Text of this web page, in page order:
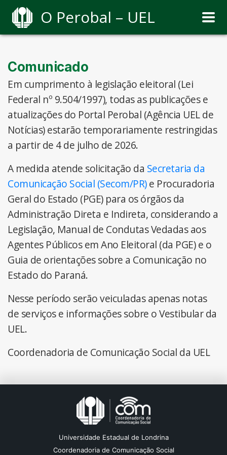
O Perobal – UEL
Comunicado
Em cumprimento à legislação eleitoral (Lei
Federal nº 9.504/1997), todas as publicações e
atualizações do Portal Perobal (Agência UEL de
Notícias) estarão temporariamente restringidas
a partir de 4 de julho de 2026.
A medida atende solicitação da Secretaria da
Comunicação Social (Secom/PR)e Procuradoria
Geral do Estado (PGE) para os órgãos da
Administração Direta e Indireta, considerando a
Legislação, Manual de Condutas Vedadas aos
Agentes Públicos em Ano Eleitoral (da PGE) e o
Guia de orientações sobre a Comunicação no
Estado do Paraná.
Nesse período serão veiculadas apenas notas
de serviços e informações sobre o Vestibular da
UEL.
Coordenadoria de Comunicação Social da UEL
Universidade Estadual de Londrina
Coordenadoria de Comunicação Social